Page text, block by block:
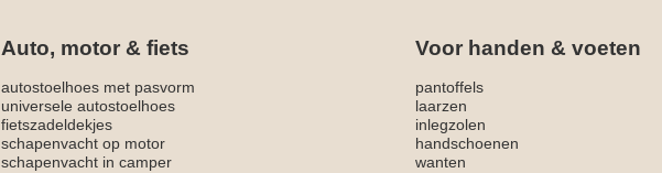
Auto, motor & fiets Voor handen & voeten
autostoelhoes met pasvorm
pantoffels
universele autostoelhoes
laarzen
fietszadeldekjes
inlegzolen
schapenvacht op motor
handschoenen
schapenvacht in camper wanten